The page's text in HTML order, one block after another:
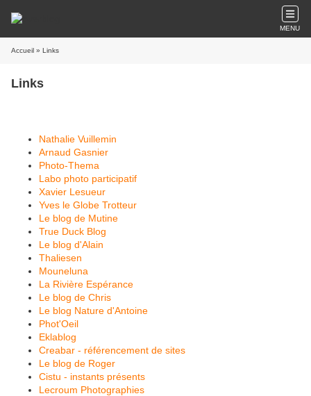
MENU
Accueil » Links
Links
Nathalie Vuillemin
Arnaud Gasnier
Photo-Thema
Labo photo participatif
Xavier Lesueur
Yves le Globe Trotteur
Le blog de Mutine
True Duck Blog
Le blog d'Alain
Thaliesen
Mouneluna
La Rivière Espérance
Le blog de Chris
Le blog Nature d'Antoine
Phot'Oeil
Eklablog
Creabar - référencement de sites
Le blog de Roger
Cistu - instants présents
Lecroum Photographies